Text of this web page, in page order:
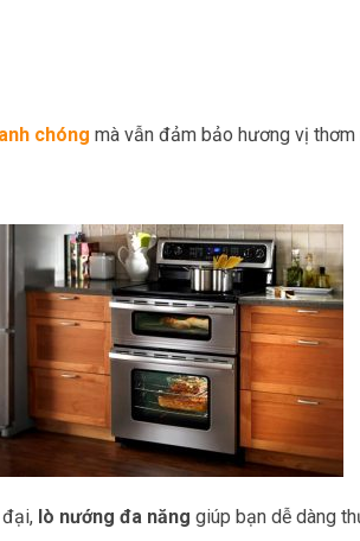
chóng mà vẫn đảm bảo hương vị thơm
lò nướng đa năng giúp bạn dễ dàng